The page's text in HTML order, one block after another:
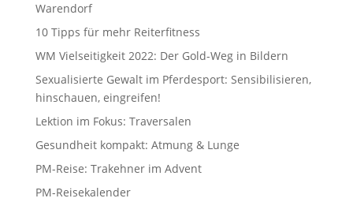
Warendorf
10 Tipps für mehr Reiterfitness
WM Vielseitigkeit 2022: Der Gold-Weg in Bildern
Sexualisierte Gewalt im Pferdesport: Sensibilisieren,
hinschauen, eingreifen!
Lektion im Fokus: Traversalen
Gesundheit kompakt: Atmung & Lunge
PM-Reise: Trakehner im Advent
PM-Reisekalender